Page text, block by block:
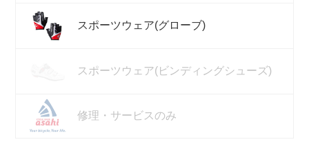
スポーツウェア(グローブ)
スポーツウェア(ビンディングシューズ)
修理・サービスのみ